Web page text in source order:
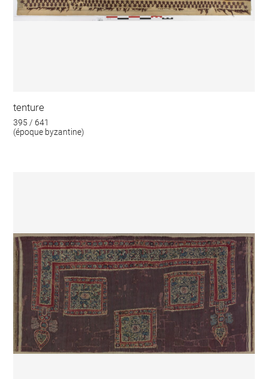
tenture
395 / 641
(époque byzantine)